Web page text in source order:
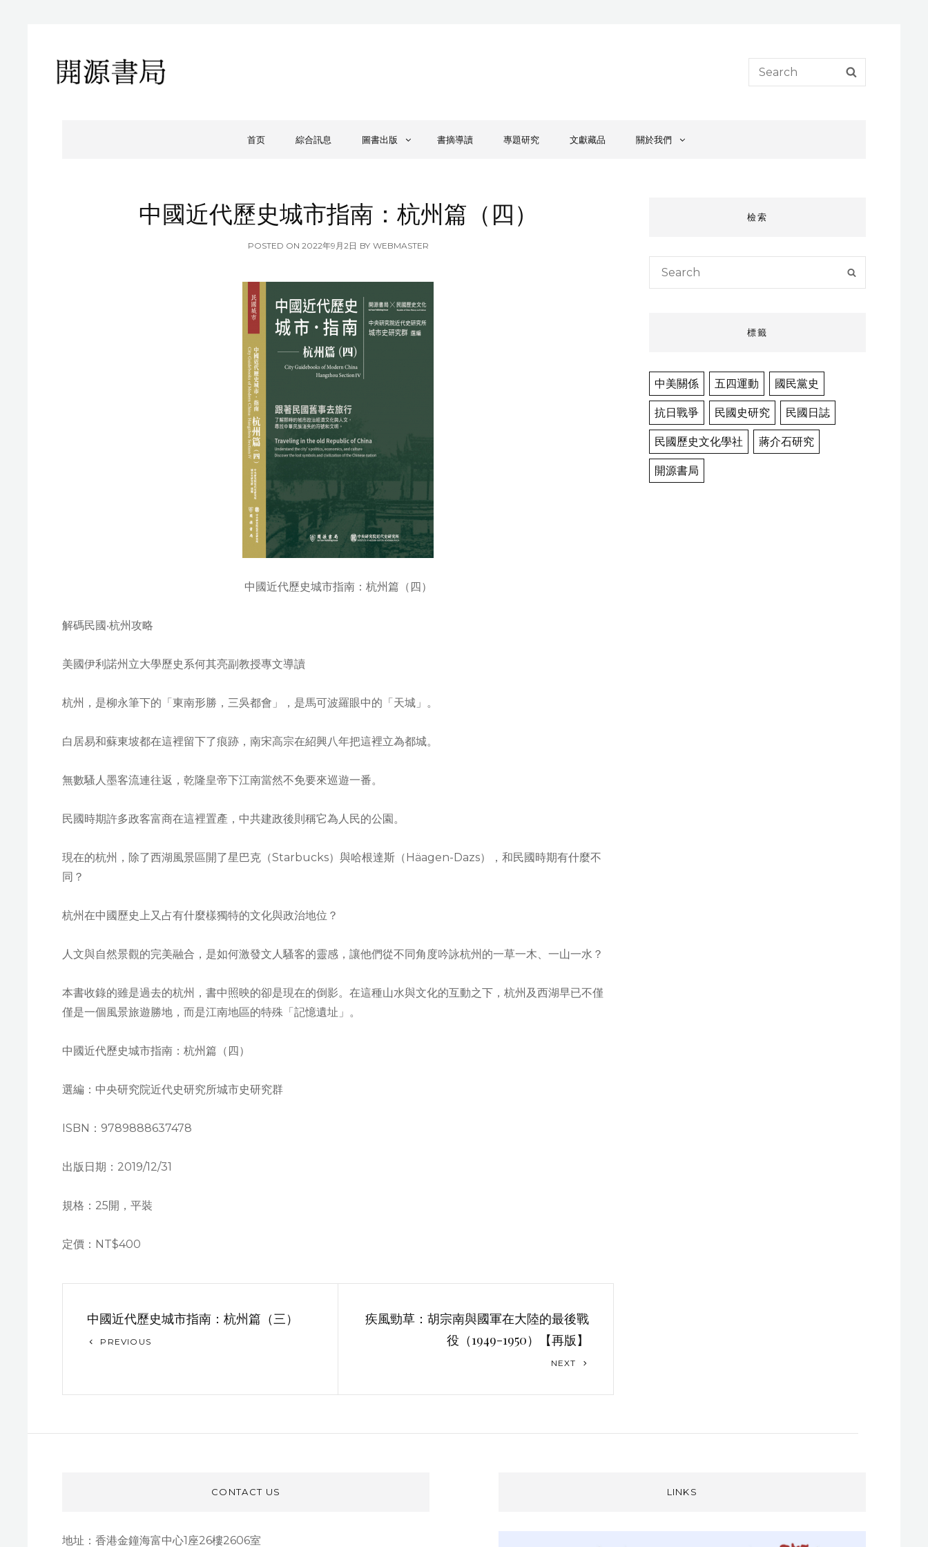
開源書局
開源書局出版有限公司
Search
for:
首页 綜合訊息 圖書出版 書摘導讀 專題研究 文獻藏品 關於我們
中國近代歷史城市指南：杭州篇（四）
POSTED ON POSTED
2022年9月2日 BY WEBMASTER
中國近代歷史城市指南：杭州篇（四）
解碼民國‧杭州攻略
美國伊利諾州立大學歷史系何其亮副教授專文導讀
杭州，是柳永筆下的「東南形勝，三吳都會」，是馬可波羅眼中的「天城」。
白居易和蘇東坡都在這裡留下了痕跡，南宋高宗在紹興八年把這裡立為都城。
無數騷人墨客流連往返，乾隆皇帝下江南當然不免要來巡遊一番。
民國時期許多政客富商在這裡置產，中共建政後則稱它為人民的公園。
現在的杭州，除了西湖風景區開了星巴克（Starbucks）與哈根達斯（Häagen-Dazs），和民國時期有什麼不
同？
杭州在中國歷史上又占有什麼樣獨特的文化與政治地位？
人文與自然景觀的完美融合，是如何激發文人騷客的靈感，讓他們從不同角度吟詠杭州的一草一木、一山一水？
本書收錄的雖是過去的杭州，書中照映的卻是現在的倒影。在這種山水與文化的互動之下，杭州及西湖早已不僅
僅是一個風景旅遊勝地，而是江南地區的特殊「記憶遺址」。
中國近代歷史城市指南：杭州篇（四）
選編：中央研究院近代史研究所城市史研究群
ISBN：9789888637478
出版日期：2019/12/31
規格：25開，平裝
定價：NT$400
中國近代歷史城市指南：杭州篇（三）
Previous
PREVIOUS
疾風勁草：胡宗南與國軍在大陸的最後戰
役（1949-1950）【再版】
NEXT
檢索
Search
標籤
中美關係 五四運動 國民黨史
抗日戰爭 民國史研究 民國日誌
民國歷史文化學社 蔣介石研究
開源書局
CONTACT US
地址：香港金鐘海富中心1座26樓2606室
LINKS